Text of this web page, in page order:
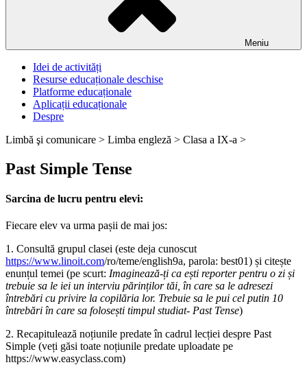
Meniu
Idei de activități
Resurse educaționale deschise
Platforme educaționale
Aplicații educaționale
Despre
Limbă şi comunicare > Limba engleză > Clasa a IX-a >
Past Simple Tense
Sarcina de lucru pentru elevi:
Fiecare elev va urma pașii de mai jos:
1. Consultă grupul clasei (este deja cunoscut
https://www.linoit.com/ro/teme/english9a, parola: best01) și citește
enunțul temei (pe scurt: Imaginează-ți ca ești reporter pentru o zi și
trebuie sa le iei un interviu părinților tăi, în care sa le adresezi
întrebări cu privire la copilăria lor. Trebuie sa le pui cel putin 10
întrebări în care sa folosești timpul studiat- Past Tense)
2. Recapitulează noțiunile predate în cadrul lecției despre Past
Simple (veți găsi toate noțiunile predate uploadate pe
https://www.easyclass.com)